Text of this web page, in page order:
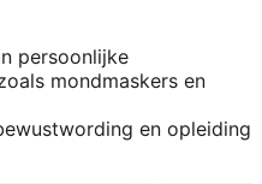
persoonlijke
mondmaskers en
en opleiding